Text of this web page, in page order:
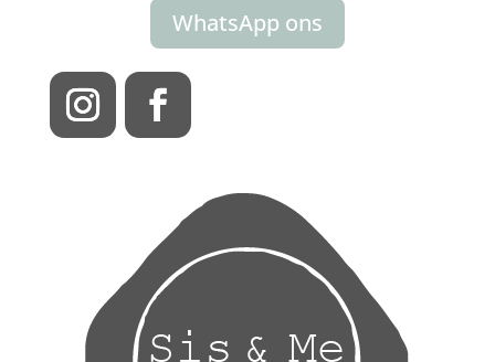
WhatsApp ons